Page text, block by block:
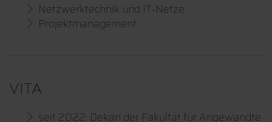
Netzwerktechnik und IT-Netze
Projektmanagement
VITA
seit 2022: Dekan der Fakultät für Angewandte